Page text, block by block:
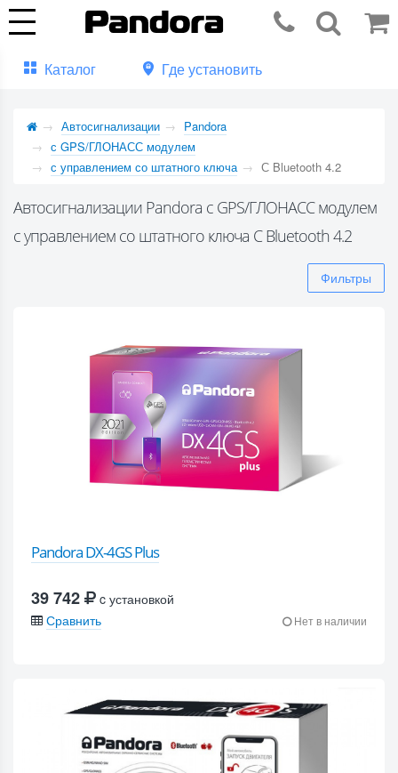
Каталог Где установить
Автосигнализации
Pandora
с GPS/ГЛОНАСС модулем
с управлением со штатного ключа
С Bluetooth 4.2
Автосигнализации Pandora с GPS/ГЛОНАСС модулем
с управлением со штатного ключа С Bluetooth 4.2
Фильтры
Pandora DX-4GS Plus
39 742
c установкой
Сравнить
Нет в наличии